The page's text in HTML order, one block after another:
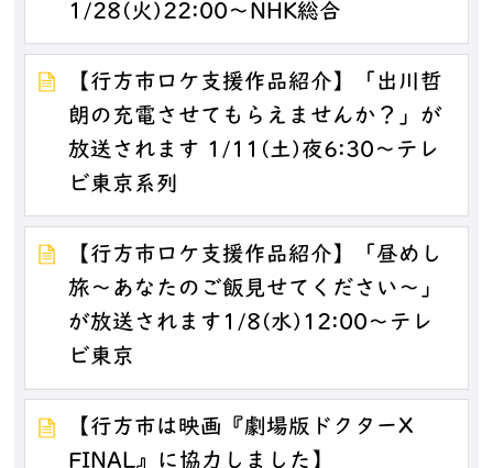
1/28(火)22:00～NHK総合
【行方市ロケ支援作品紹介】「出川哲
朗の充電させてもらえませんか？」が
放送されます 1/11(土)夜6:30～テレ
ビ東京系列
【行方市ロケ支援作品紹介】「昼めし
旅～あなたのご飯見せてください～」
が放送されます1/8(水)12:00～テレ
ビ東京
【行方市は映画『劇場版ドクターX
FINAL』に協力しました】